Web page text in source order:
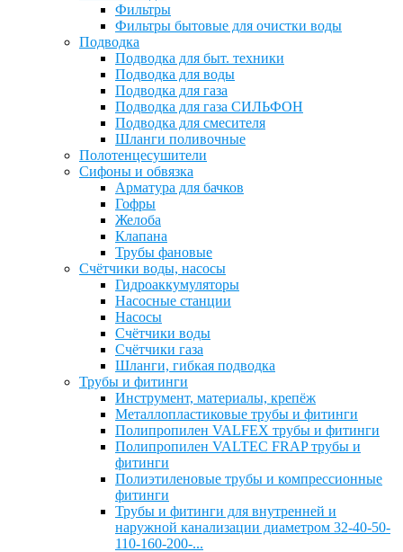
Фильтры
Фильтры бытовые для очистки воды
Подводка
Подводка для быт. техники
Подводка для воды
Подводка для газа
Подводка для газа СИЛЬФОН
Подводка для смесителя
Шланги поливочные
Полотенцесушители
Сифоны и обвязка
Арматура для бачков
Гофры
Желоба
Клапана
Трубы фановые
Счётчики воды, насосы
Гидроаккумуляторы
Насосные станции
Насосы
Счётчики воды
Счётчики газа
Шланги, гибкая подводка
Трубы и фитинги
Инструмент, материалы, крепёж
Металлопластиковые трубы и фитинги
Полипропилен VALFEX трубы и фитинги
Полипропилен VALTEC FRAP трубы и
фитинги
Полиэтиленовые трубы и компрессионные
фитинги
Трубы и фитинги для внутренней и
наружной канализации диаметром 32-40-50-
110-160-200-...